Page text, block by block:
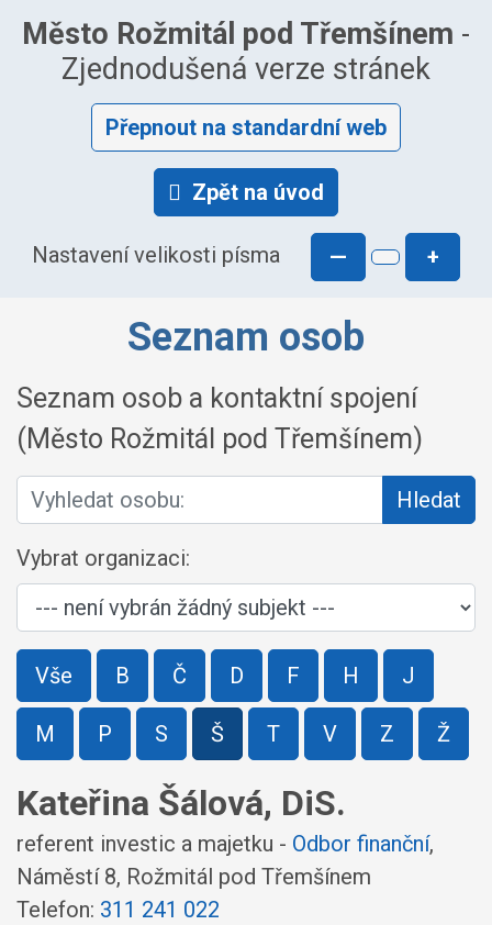
Město Rožmitál pod Třemšínem -
Zjednodušená verze stránek
Přepnout na standardní web
Zpět na úvod
Nastavení velikosti písma — +
Seznam osob
Seznam osob a kontaktní spojení
(Město Rožmitál pod Třemšínem)
Vyhledat osobu: Hledat
Vybrat organizaci:
Vše B Č D F H J
M P S Š T V Z Ž
Kateřina Šálová, DiS.
referent investic a majetku - Odbor finanční,
Náměstí 8, Rožmitál pod Třemšínem
Telefon: 311 241 022